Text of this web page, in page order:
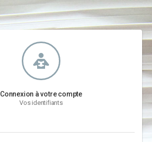
Connexion à votre compte
Vos identifiants